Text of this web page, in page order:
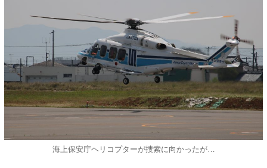
海上保安庁ヘリコプターが捜索に向かったが…